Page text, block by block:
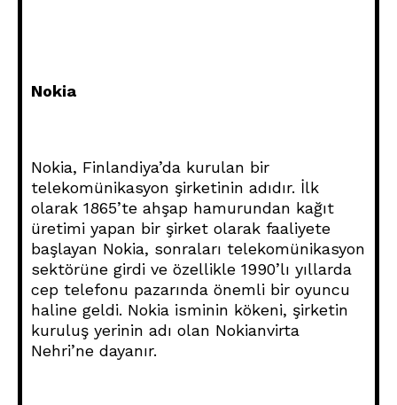
Nokia
Nokia, Finlandiya’da kurulan bir
telekomünikasyon şirketinin adıdır. İlk
olarak 1865’te ahşap hamurundan kağıt
üretimi yapan bir şirket olarak faaliyete
başlayan Nokia, sonraları telekomünikasyon
sektörüne girdi ve özellikle 1990’lı yıllarda
cep telefonu pazarında önemli bir oyuncu
haline geldi. Nokia isminin kökeni, şirketin
kuruluş yerinin adı olan Nokianvirta
Nehri’ne dayanır.